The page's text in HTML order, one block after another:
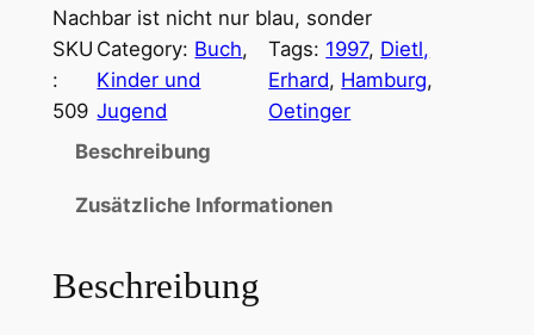
Nachbar ist nicht nur blau, sonder
SKU
:
509
Category: Buch
Kinder und
Jugend
Tags: 1997, Dietl,
Erhard, Hamburg
Oetinger
Beschreibung
Zusätzliche Informationen
Beschreibung